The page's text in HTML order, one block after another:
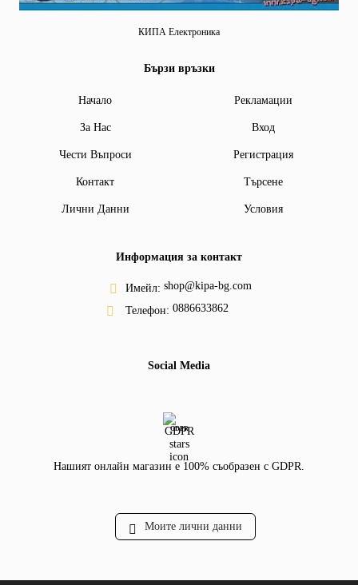
КИПА Електроника
Бързи връзки
Начало Рекламации
За Нас Вход
Чести Въпроси Регистрация
Контакт Търсене
Лични Данни Условия
Информация за контакт
Имейл: shop@kipa-bg.com
Телефон: 0886633862
Social Media
GDPR
Нашият онлайн магазин е 100% съобразен с GDPR.
Моите лични данни